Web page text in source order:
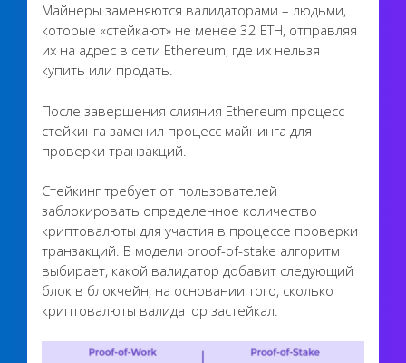
Майнеры заменяются валидаторами – людьми,
которые «стейкают» не менее 32 ETH, отправляя
их на адрес в сети Ethereum, где их нельзя
купить или продать.
После завершения слияния Ethereum процесс
стейкинга заменил процесс майнинга для
проверки транзакций.
Стейкинг требует от пользователей
заблокировать определенное количество
криптовалюты для участия в процессе проверки
транзакций. В модели proof-of-stake алгоритм
выбирает, какой валидатор добавит следующий
блок в блокчейн, на основании того, сколько
криптовалюты валидатор застейкал.